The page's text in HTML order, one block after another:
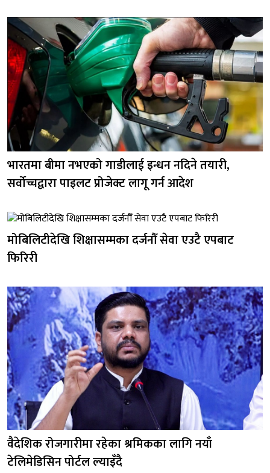
भारतमा बीमा नभएको गाडीलाई इन्धन नदिने तयारी,
सर्वोच्चद्वारा पाइलट प्रोजेक्ट लागू गर्न आदेश
मोबिलिटीदेखि शिक्षासम्मका दर्जनौँ सेवा एउटै एपबाट
फिरिरी
वैदेशिक रोजगारीमा रहेका श्रमिकका लागि नयाँ
टेलिमेडिसिन पोर्टल ल्याइँदै